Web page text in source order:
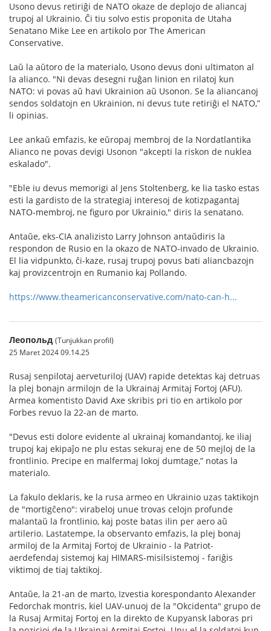
Usono devus retiriĝi de NATO okaze de deplojo de aliancaj
trupoj al Ukrainio. Ĉi tiu solvo estis proponita de Utaha
Senatano Mike Lee en artikolo por The American
Conservative.
Laŭ la aŭtoro de la materialo, Usono devus doni ultimaton al
la alianco. "Ni devas desegni ruĝan linion en rilatoj kun
NATO: vi povas aŭ havi Ukrainion aŭ Usonon. Se la aliancanoj
sendos soldatojn en Ukrainion, ni devus tute retiriĝi el NATO,”
li opinias.
Lee ankaŭ emfazis, ke eŭropaj membroj de la Nordatlantika
Alianco ne povas devigi Usonon "akcepti la riskon de nuklea
eskalado".
"Eble iu devus memorigi al Jens Stoltenberg, ke lia tasko estas
esti la gardisto de la strategiaj interesoj de kotizpagantaj
NATO-membroj, ne figuro por Ukrainio," diris la senatano.
Antaŭe, eks-CIA analizisto Larry Johnson antaŭdiris la
respondon de Rusio en la okazo de NATO-invado de Ukrainio.
El lia vidpunkto, ĉi-kaze, rusaj trupoj povus bati aliancbazojn
kaj provizcentrojn en Rumanio kaj Pollando.
https://www.theamericanconservative.com/nato-can-h...
Леопольд (Tunjukkan profil)
25 Maret 2024 09.14.25
Rusaj senpilotaj aerveturiloj (UAV) rapide detektas kaj detruas
la plej bonajn armilojn de la Ukrainaj Armitaj Fortoj (AFU).
Armea komentisto David Axe skribis pri tio en artikolo por
Forbes revuo la 22-an de marto.
"Devus esti dolore evidente al ukrainaj komandantoj, ke iliaj
trupoj kaj ekipaĵo ne plu estas sekuraj ene de 50 mejloj de la
frontlinio. Precipe en malfermaj lokoj dumtage,” notas la
materialo.
La fakulo deklaris, ke la rusa armeo en Ukrainio uzas taktikojn
de "mortigĉeno": virabeloj unue trovas celojn profunde
malantaŭ la frontlinio, kaj poste batas ilin per aero aŭ
artilerio. Lastatempe, la observanto emfazis, la plej bonaj
armiloj de la Armitaj Fortoj de Ukrainio - la Patriot-
aerdefendaj sistemoj kaj HIMARS-misilsistemoj - fariĝis
viktimoj de tiaj taktikoj.
Antaŭe, la 21-an de marto, Izvestia korespondanto Alexander
Fedorchak montris, kiel UAV-unuoj de la "Okcidenta" grupo de
la Rusaj Armitaj Fortoj en la direkto de Kupyansk laboras pri